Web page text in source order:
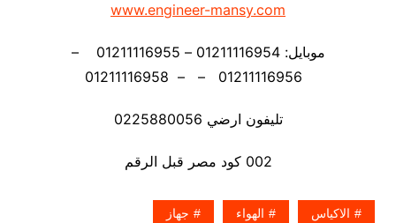
www.engineer-mansy.com
موبايل: 01211116954 – 01211116955 –
تليفون ارضي 0225880056
002 كود مصر قبل الرقم
الاكياس الهواء جهاز